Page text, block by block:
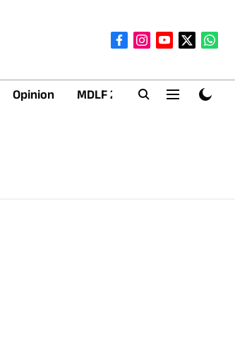
Opinion MDLF 2026